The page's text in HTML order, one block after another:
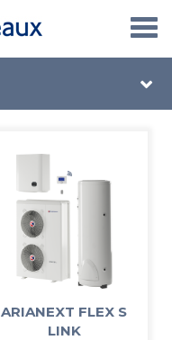
ARIANEXT FLEX S
LINK